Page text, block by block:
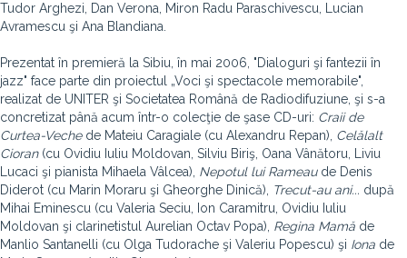
Tudor Arghezi, Dan Verona, Miron Radu Paraschivescu, Lucian
Avramescu şi Ana Blandiana.
Prezentat în premieră la Sibiu, în mai 2006, "Dialoguri şi fantezii în
jazz" face parte din proiectul „Voci şi spectacole memorabile",
realizat de UNITER şi Societatea Română de Radiodifuziune, şi s-a
concretizat până acum într-o colecţie de şase CD-uri: Craii de
Curtea-Veche de Mateiu Caragiale (cu Alexandru Repan), Celălalt
Cioran (cu Ovidiu Iuliu Moldovan, Silviu Biriş, Oana Vânătoru, Liviu
Lucaci şi pianista Mihaela Vâlcea), Nepotul lui Rameau de Denis
Diderot (cu Marin Moraru şi Gheorghe Dinică),
Trecut-au ani... după
Mihai Eminescu (cu Valeria Seciu, Ion Caramitru, Ovidiu Iuliu
Moldovan şi clarinetistul Aurelian Octav Popa), Regina Mamă de
Manlio Santanelli (cu Olga Tudorache şi Valeriu Popescu) şi Iona de